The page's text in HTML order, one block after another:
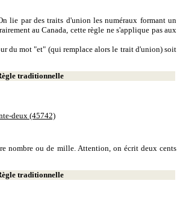
lie par des traits d'union les numéraux formant un
au Canada, cette règle ne s'applique pas aux
du mot "et" (qui remplace alors le trait d'union) soit
traditionnelle
deux (45742)
nombre ou de mille. Attention, on écrit deux cents
traditionnelle